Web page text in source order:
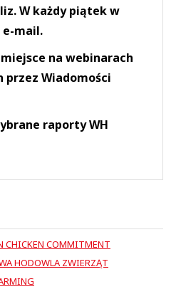
W każdy piątek w
mail.
na webinarach
przez Wiadomości
raporty WH
CHICKEN COMMITMENT
HODOWLA ZWIERZĄT